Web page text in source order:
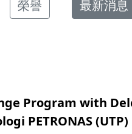
榮譽 最新消息
Program with
PETRONAS (UTP)